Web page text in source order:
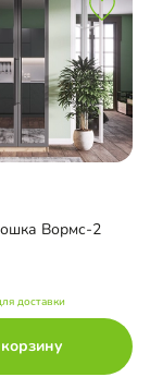
Вормс-2
доставки